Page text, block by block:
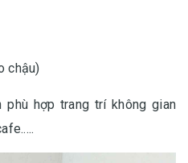
chậu)
phù hợp trang trí không gian